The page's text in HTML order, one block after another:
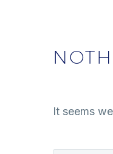
It seems